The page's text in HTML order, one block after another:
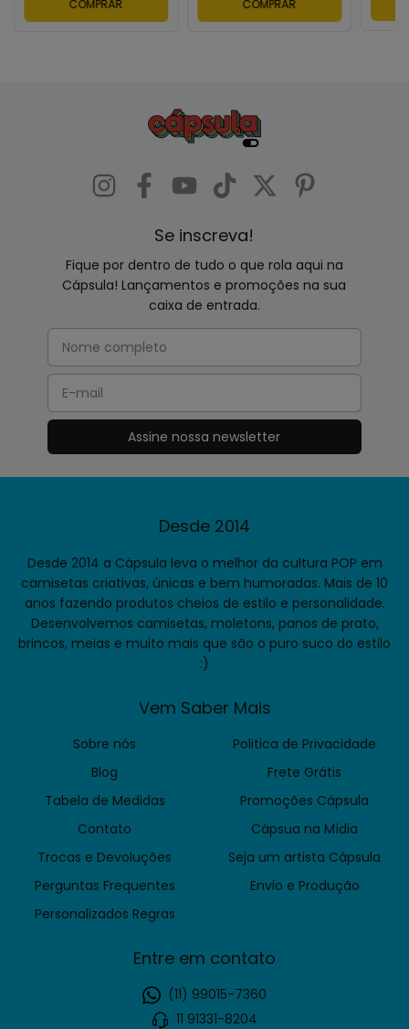
COMPRAR
COMPRAR
Se inscreva!
Fique por dentro de tudo o que rola aqui na
Cápsula! Lançamentos e promoções na sua
caixa de entrada.
Desde 2014
Desde 2014 a Cápsula leva o melhor da cultura POP em
camisetas criativas, únicas e bem humoradas. Mais de 10
anos fazendo produtos cheios de estilo e personalidade.
Desenvolvemos camisetas, moletons, panos de prato,
brincos, meias e muito mais que são o puro suco do estilo
:)
Vem Saber Mais
Sobre nós
Blog
Tabela de Medidas
Contato
Trocas e Devoluções
Perguntas Frequentes
Personalizados Regras
Politica de Privacidade
Frete Grátis
Promoções Cápsula
Cápsua na Mídia
Seja um artista Cápsula
Envio e Produção
Entre em contato
(11) 99015-7360
11 91331-8204